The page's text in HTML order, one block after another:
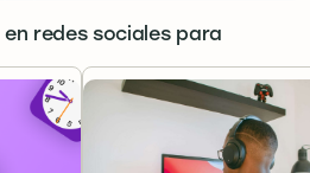
redes sociales para